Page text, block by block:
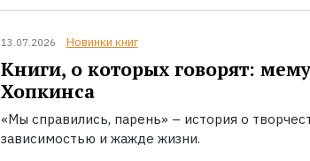
13.07.2026 Новинки книг
Книги, о которых говорят:
Хопкинса
«Мы справились, парень» – история о
зависимостью и жажде жизни.